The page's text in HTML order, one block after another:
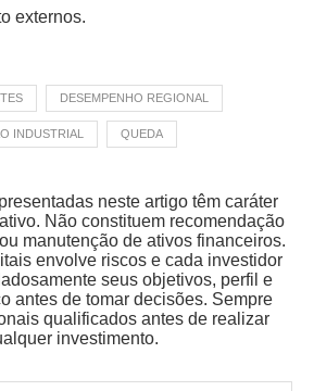
externos.
DESEMPENHO REGIONAL
INDUSTRIAL QUEDA
neste artigo têm caráter
Não constituem recomendação
manutenção de ativos financeiros.
envolve riscos e cada investidor
seus objetivos, perfil e
antes de tomar decisões. Sempre
qualificados antes de realizar
investimento.